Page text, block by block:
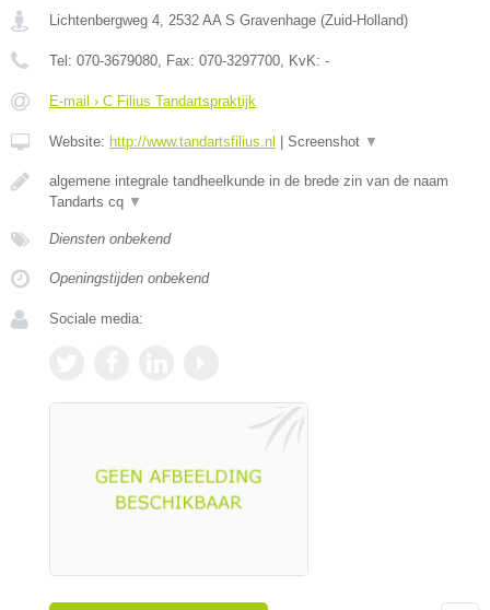
Lichtenbergweg 4 2532 AA S Gravenhage (Zuid-Holland)
Tel: 070-3679080 , Fax: 070-3297700 , KvK: -
E-mail › C Filius Tandartspraktijk
Website: http://www.tandartsfilius.nl Screenshot ▼
algemene integrale tandheelkunde in de brede zin van de naam
Tandarts cq ▼
Diensten onbekend
Openingstijden onbekend
Sociale media: